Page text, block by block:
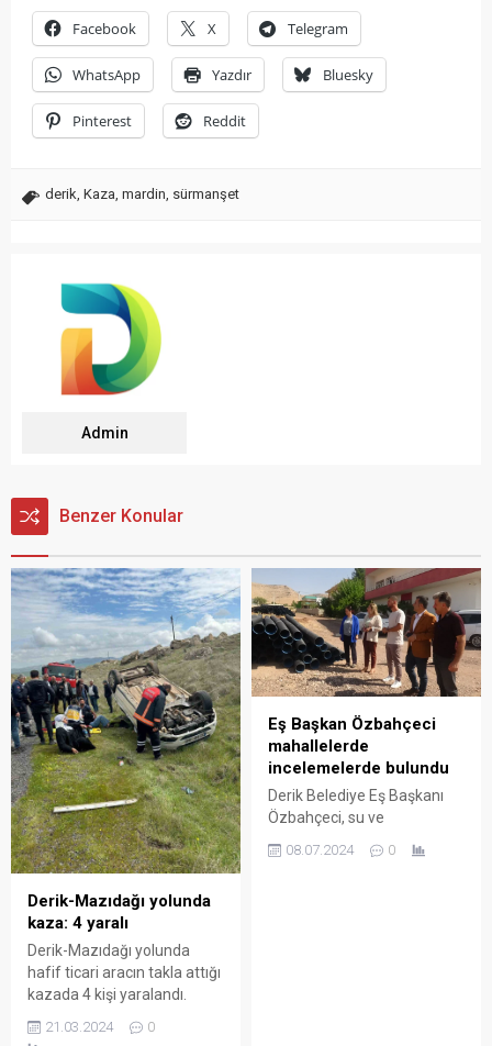
Facebook X Telegram
WhatsApp Yazdır Bluesky
Pinterest Reddit
derik, Kaza, mardin, sürmanşet
Admin
Benzer Konular
Derik-Mazıdağı yolunda
kaza: 4 yaralı
Derik-Mazıdağı yolunda
hafif ticari aracın takla attığı
kazada 4 kişi yaralandı.
21.03.2024 0
Eş Başkan Özbahçeci
mahallelerde
incelemelerde bulundu
Derik Belediye Eş Başkanı
Özbahçeci, su ve
mahallelerde incelemelerde
08.07.2024 0